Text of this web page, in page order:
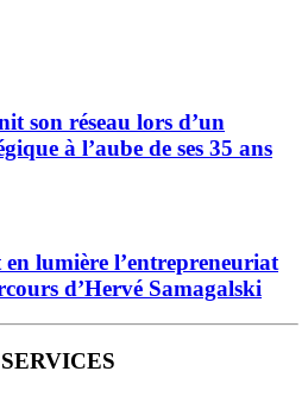
son réseau lors d’un
à l’aube de ses 35 ans
en lumière l’entrepreneuriat
d’Hervé Samagalski